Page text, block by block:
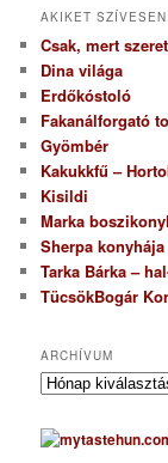
AKIKET
Csak, mert
Dina világa
Erdőkóstoló
Fakanálforgató
Gyömbér
Kakukkfű –
Kisildi
Marka
Sherpa konyhája
Tarka Bárka –
TücsökBogár
ARCHÍVUM
A
c
h